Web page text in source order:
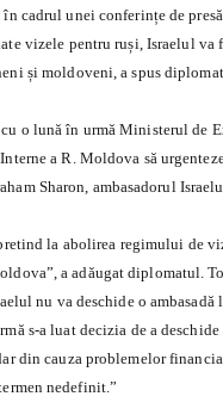
cadrul unei conferințe de
vizele pentru ruși, Israelul va
și moldoveni, a spus
o lună în urmă Ministerul de
a R. Moldova să
Sharon, ambasadorul
la abolirea regimului de
a adăugat diplomatul.
nu va deschide o
s-a luat decizia de a deschide
din cauza problemelor
nedefinit.”